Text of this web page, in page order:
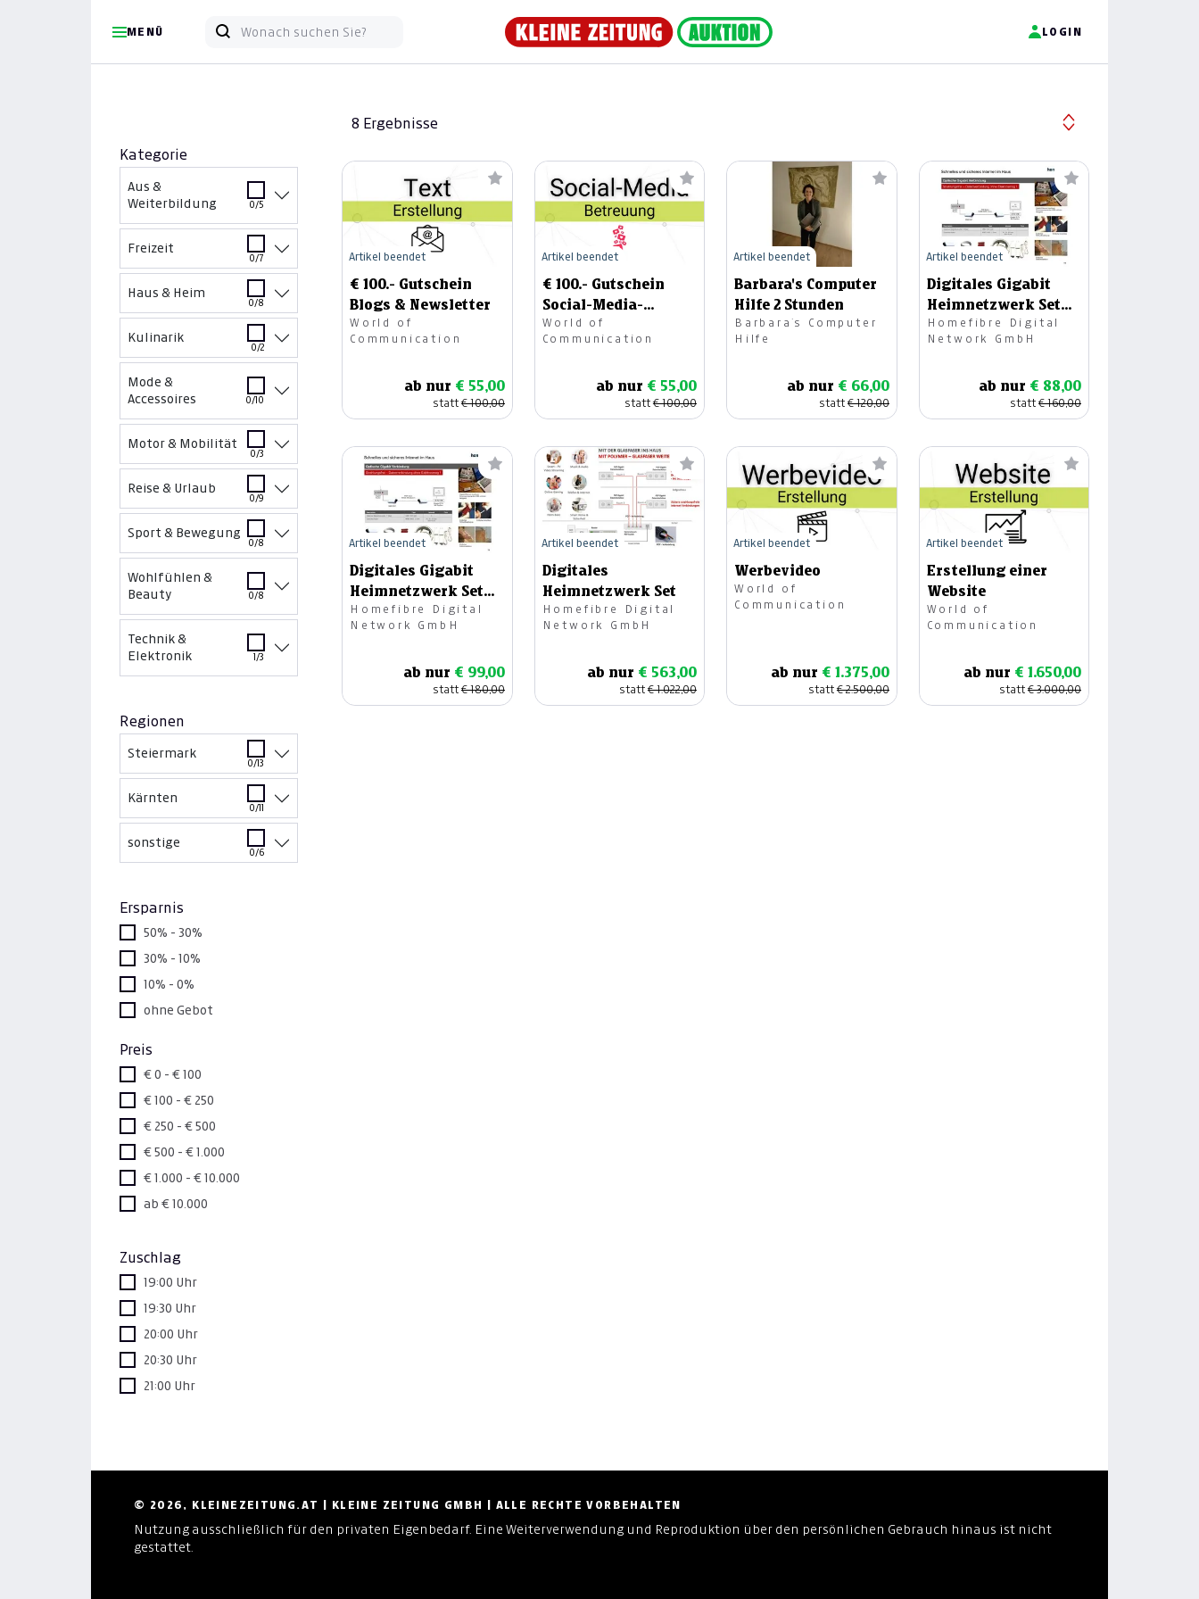
MENÜ LOGIN
Kategorie
Aus &
Weiterbildung
0/5
Freizeit
0/7
Haus & Heim
0/8
Kulinarik
0/2
Mode &
Accessoires
0/10
Motor & Mobilität
0/3
Reise & Urlaub
0/9
Sport & Bewegung
0/8
Wohlfühlen &
Beauty
0/8
Technik &
Elektronik
1/3
Regionen
Steiermark
0/13
Kärnten
0/11
sonstige
0/6
Ersparnis
50% - 30%
30% - 10%
10% - 0%
ohne Gebot
Preis
€ 0 - € 100
€ 100 - € 250
€ 250 - € 500
€ 500 - € 1.000
€ 1.000 - € 10.000
ab € 10.000
Zuschlag
19:00 Uhr
19:30 Uhr
20:00 Uhr
20:30 Uhr
21:00 Uhr
8 Ergebnisse
€ 100.- Gutschein
Blogs & Newsletter
World of
Communication
ab nur € 55,00
statt€ 100,00
Artikel beendet
€ 100.- Gutschein
Social-Media-
Betreuung
World of
Communication
ab nur € 55,00
statt€ 100,00
Artikel beendet
Barbara's Computer
Hilfe 2 Stunden
Barbara´s Computer
Hilfe
ab nur € 66,00
statt€ 120,00
Artikel beendet
Digitales Gigabit
Heimnetzwerk Set
20m
Homefibre Digital
Network GmbH
ab nur € 88,00
statt€ 160,00
Artikel beendet
Digitales Gigabit
Heimnetzwerk Set
30m
Homefibre Digital
Network GmbH
ab nur € 99,00
statt€ 180,00
Artikel beendet
Digitales
Heimnetzwerk Set
Homefibre Digital
Network GmbH
ab nur € 563,00
statt€ 1.022,00
Artikel beendet
Werbevideo
World of
Communication
ab nur € 1.375,00
statt€ 2.500,00
Artikel beendet
Erstellung einer
Website
World of
Communication
ab nur € 1.650,00
statt€ 3.000,00
Artikel beendet
© 2026, KLEINEZEITUNG.AT | KLEINE ZEITUNG GMBH | ALLE RECHTE VORBEHALTEN
Nutzung ausschließlich für den privaten Eigenbedarf. Eine Weiterverwendung und Reproduktion über den persönlichen Gebrauch hinaus ist nicht
gestattet.